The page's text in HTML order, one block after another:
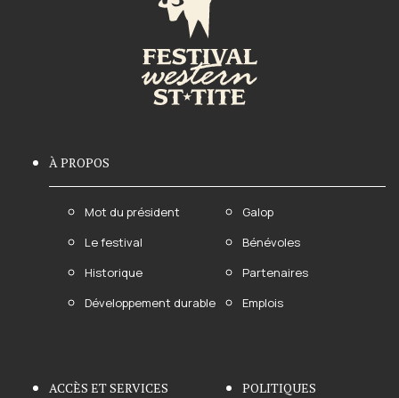
À PROPOS
Mot du président
Le festival
Historique
Développement durable
Galop
Bénévoles
Partenaires
Emplois
ACCÈS ET SERVICES POLITIQUES